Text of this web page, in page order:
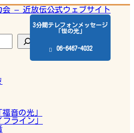
3分間テレフォンメッセージ
「世の光」
06-6467-4032
音の光」
ライン」